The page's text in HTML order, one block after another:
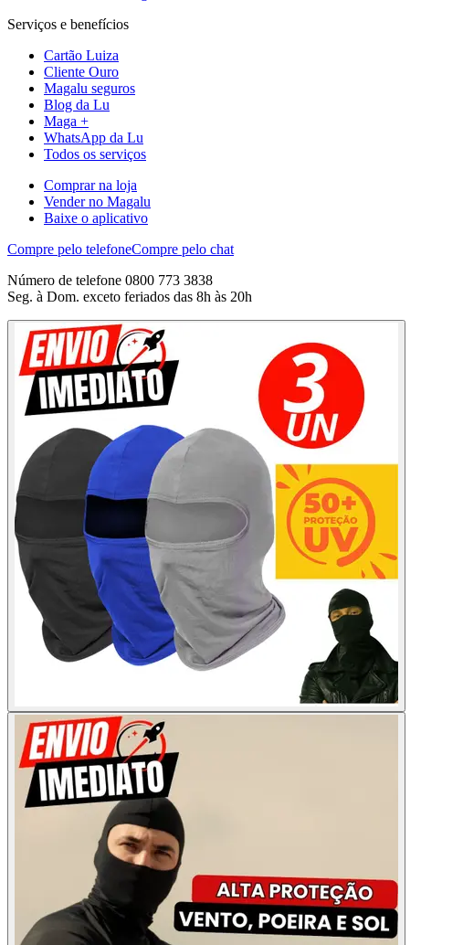
Serviços e benefícios
Cartão Luiza
Cliente Ouro
Magalu seguros
Blog da Lu
Maga +
WhatsApp da Lu
Todos os serviços
Comprar na loja
Vender no Magalu
Baixe o aplicativo
Compre pelo telefoneCompre pelo chat
Número de telefone 0800 773 3838
Seg. à Dom. exceto feriados das 8h às 20h